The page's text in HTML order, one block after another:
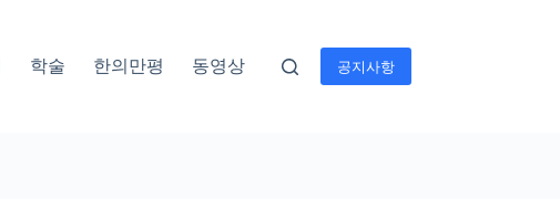
학술 한의만평 동영상 공지사항